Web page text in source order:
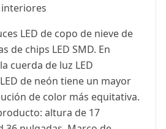
LED de copo de nieve de
de chips LED SMD. En
cuerda de luz LED
de neón tiene un mayor
de color más equitativa.
altura de 17